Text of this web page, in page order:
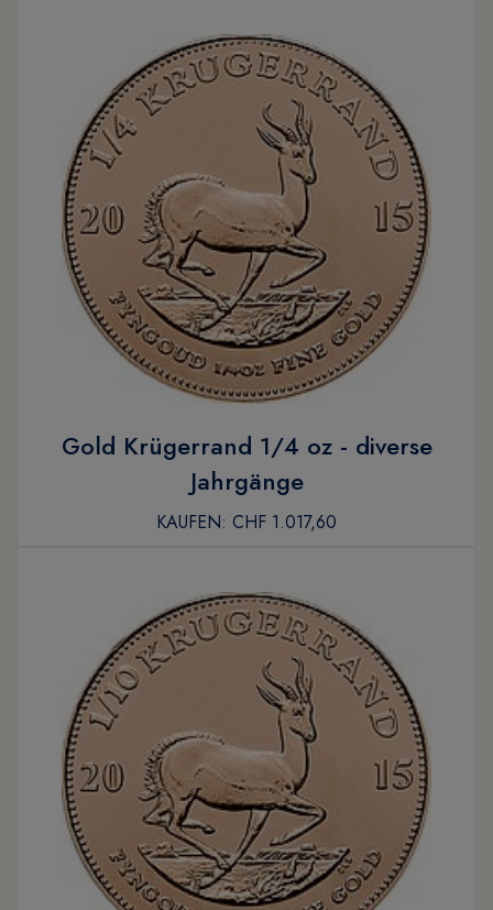
Gold Krügerrand 1/4 oz - diverse
Jahrgänge
KAUFEN: CHF 1.017,60